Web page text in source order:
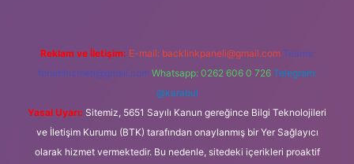
Reklam ve İletişim: E-mail: backlinkpaneli@gmail.com Teams:
forumhizmeti@gmail.com Whatsapp: 0262 606 0 726 Telegram:
@karabul
Yasal Uyarı: Sitemiz, 5651 Sayılı Kanun gereğince Bilgi Teknolojileri
ve İletişim Kurumu (BTK) tarafından onaylanmış bir Yer Sağlayıcı
olarak hizmet vermektedir. Bu nedenle, sitedeki içerikleri proaktif